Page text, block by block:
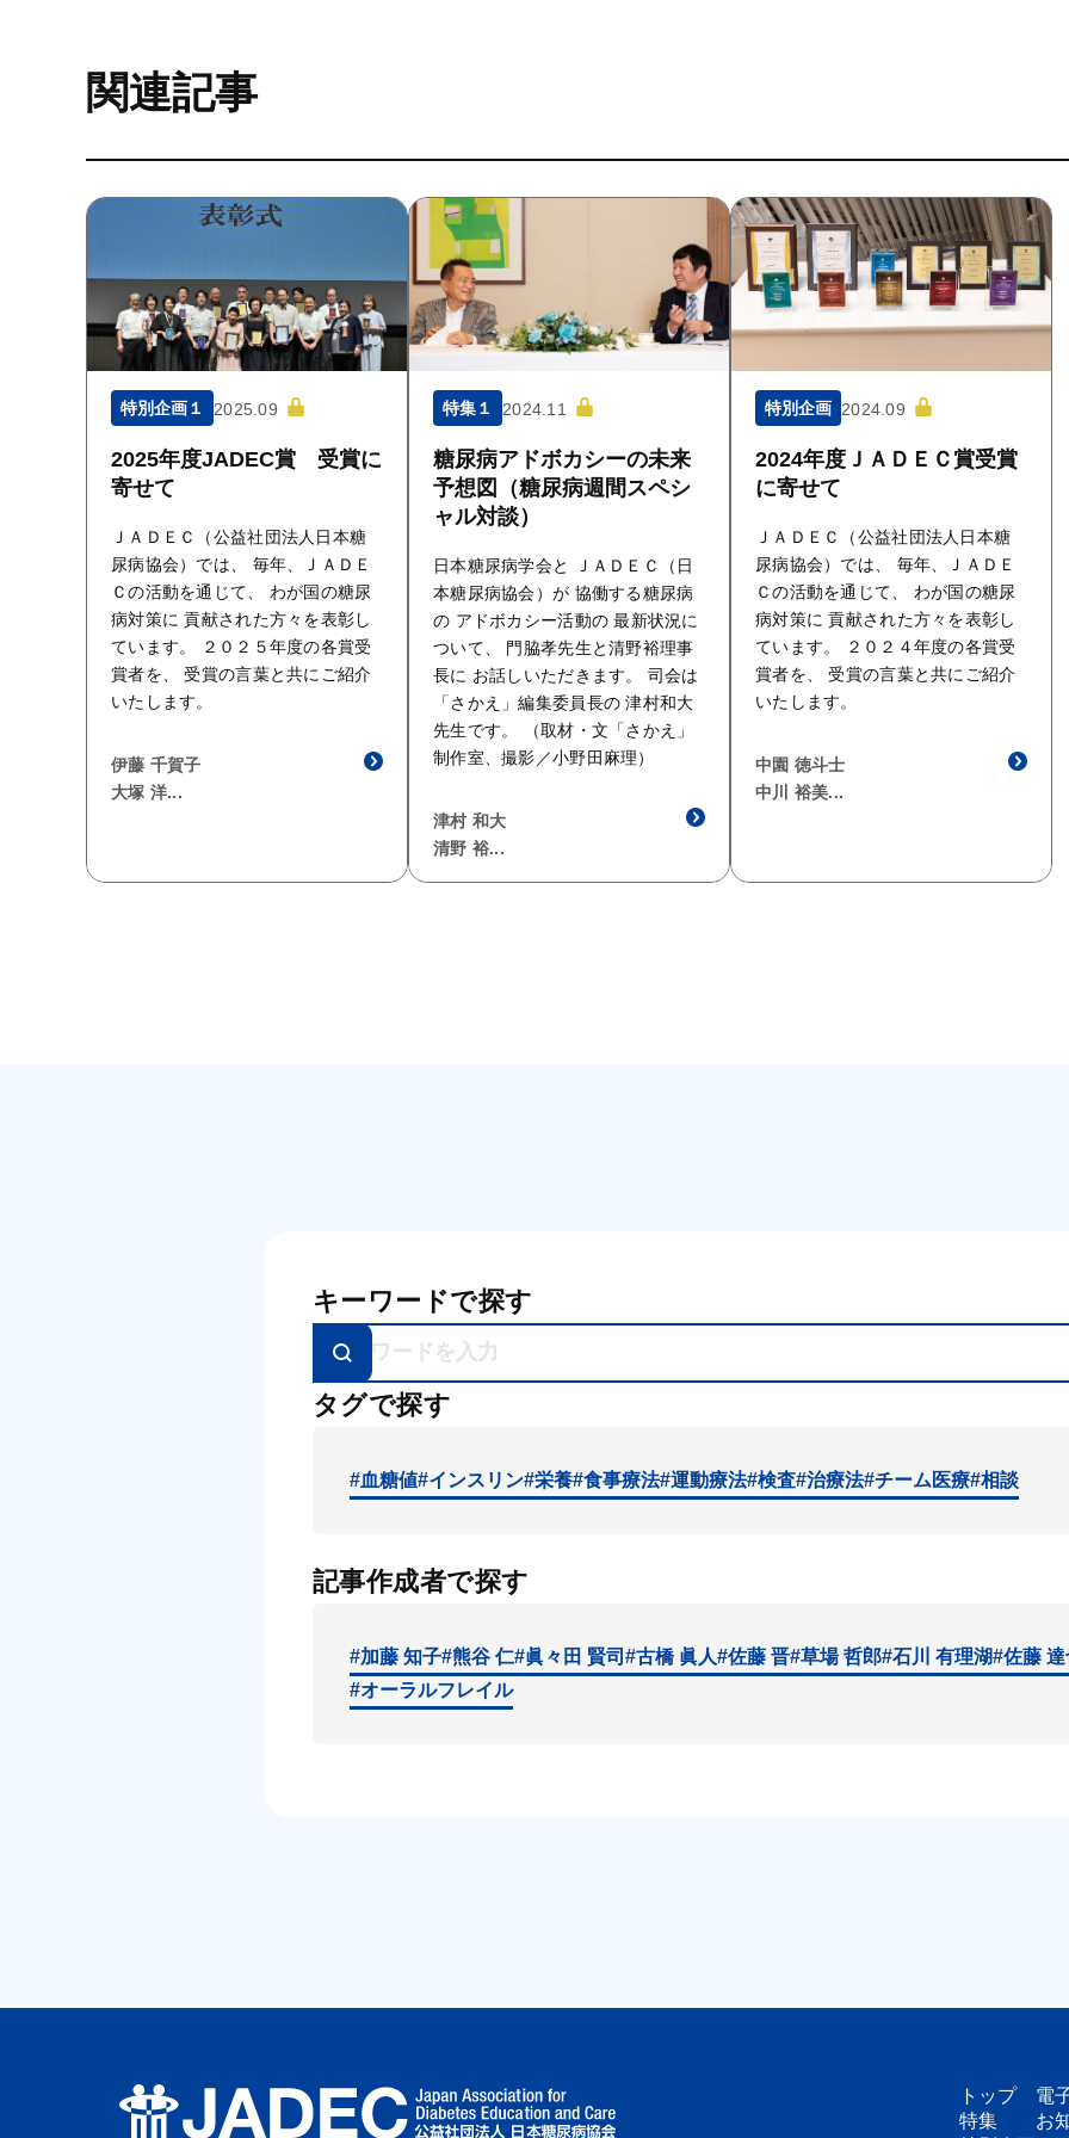
関連記事
特別企画１ 2025.09
2025年度JADEC賞 受賞に
寄せて
ＪＡＤＥＣ（公益社団法人日本糖
尿病協会）では、 毎年、ＪＡＤＥ
Ｃの活動を通じて、 わが国の糖尿
病対策に 貢献された方々を表彰し
ています。 ２０２５年度の各賞受
賞者を、 受賞の言葉と共にご紹介
いたします。
伊藤 千賀子
大塚 洋...
特集１ 2024.11
糖尿病アドボカシーの未来
予想図（糖尿病週間スペシ
ャル対談）
日本糖尿病学会と ＪＡＤＥＣ（日
本糖尿病協会）が 協働する糖尿病
の アドボカシー活動の 最新状況に
ついて、 門脇孝先生と清野裕理事
長に お話しいただきます。 司会は
「さかえ」編集委員長の 津村和大
先生です。 （取材・文「さかえ」
制作室、撮影／小野田麻理）
津村 和大
清野 裕...
特別企画 2024.09
2024年度ＪＡＤＥＣ賞受賞
に寄せて
ＪＡＤＥＣ（公益社団法人日本糖
尿病協会）では、 毎年、ＪＡＤＥ
Ｃの活動を通じて、 わが国の糖尿
病対策に 貢献された方々を表彰し
ています。 ２０２４年度の各賞受
賞者を、 受賞の言葉と共にご紹介
いたします。
中園 徳斗士
中川 裕美...
キーワードで探す
タグで探す
#血糖値#インスリン#栄養#食事療法#運動療法#検査#治療法#チーム医療#相談
記事作成者で探す
#加藤 知子#熊谷 仁#眞々田 賢司 #古橋 眞人#佐藤 晋#草場 哲郎#石川 有理湖#佐藤 達
#オーラルフレイル
トップ
特集
電
お